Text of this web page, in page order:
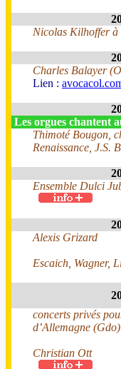
Nicolas Kilhoffer à
Charles Balayer
Lien :
Les orgues chantent
Thimoté Bougon,
Renaissance, J.S.
Ensemble Dulci
Alexis Grizard
Escaich, Wagner,
concerts privés
d’Allemagne (Gdo)
Christian Ott